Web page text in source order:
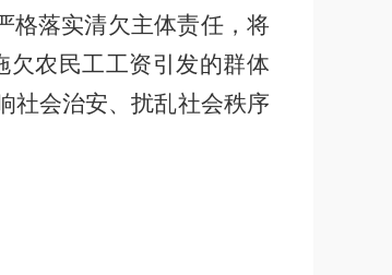
格落实清欠主体责任，将
欠农民工工资引发的群体
社会治安、扰乱社会秩序